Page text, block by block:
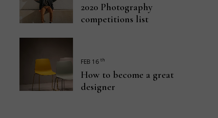
2020 Photography
competitions list
FEB 16 th
How to become a great
designer